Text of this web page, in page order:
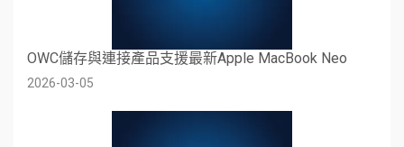
OWC儲存與連接產品支援最新Apple MacBook Neo
2026-03-05